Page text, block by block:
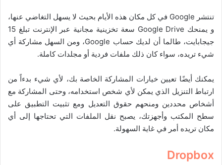
تنتشر Google في كل مكان هذه الأيام بحيث لا يسهل التغاضي عنها،
و يمنحك Google Drive سعة تخزينية مجانية عبر الإنترنت تبلغ 15
جيجابايت، طالما أن لديك حساب Google، ومن السهل مشاركة أي
شيء تريده، سواء كان ذلك ملفات فردية أو مجلدات كاملة.
يمكنك أيضًا تعيين خيارات المشاركة الخاصة بك، لأي شيء بدءاً من
ارتباط التنزيل الذي يمكن لأي شخص استخدامه، وحتى المشاركة مع
أشخاص محددين ومنحهم حقوق التعديل ومع تثبيت التطبيق على
سطح المكتب وأجهزتك، يصبح نقل الملفات التي تحتاجها إلى أي
مكان تريده أمر في غاية السهولة.
Dropbox